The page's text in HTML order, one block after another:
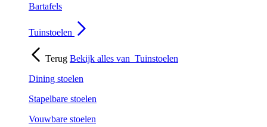
Bartafels
Tuinstoelen
Terug Bekijk alles van Tuinstoelen
Dining stoelen
Stapelbare stoelen
Vouwbare stoelen